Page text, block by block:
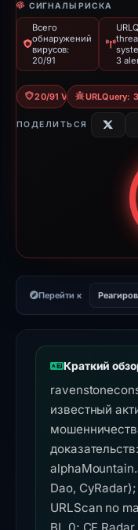
СИГНАЛЫ РИСКА
Всего
обнаружений
вирусов:
20/91
3
20/91 VT URLQuery:
ПОДЕЛИТЬСЯ
Перейти к
Краткий
известный
Dao,
URLScan no